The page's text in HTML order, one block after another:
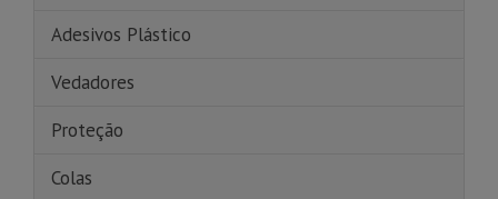
Adesivos Plástico
Vedadores
Proteção
Colas